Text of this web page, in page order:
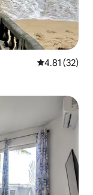
평점 4.81점
4.81 (32)